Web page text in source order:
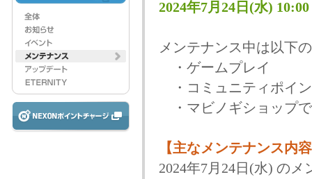
2024年7月24日(水)
メンテナンス中は以下
・ゲームプレイ
・コミュニティポイ
・マビノギショップ
【主なメンテナンス内
2024年7月24日(水) の